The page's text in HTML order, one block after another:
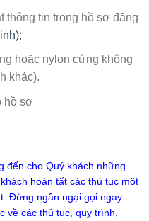
thông tin trong hồ sơ đăng
hoặc nylon cứng không
khác).
hồ sơ
đến cho Quý khách những
hoàn tất các thủ tục một
Đừng ngần ngại gọi ngay
về các thủ tục, quy trình,